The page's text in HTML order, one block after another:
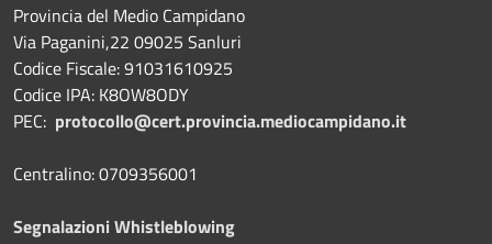
Provincia del Medio Campidano
Via Paganini,22 09025 Sanluri
Codice Fiscale: 91031610925
Codice IPA: K8OW8ODY
PEC: protocollo@cert.provincia.mediocampidano.it
Centralino: 0709356001
Segnalazioni Whistleblowing